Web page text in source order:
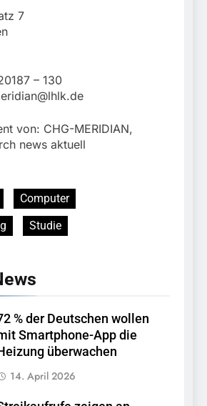
7
– 130
von: CHG-MERIDIAN,
news aktuell
Computer
Studie
% der Deutschen wollen
Smartphone-App die
überwachen
14. April 2026